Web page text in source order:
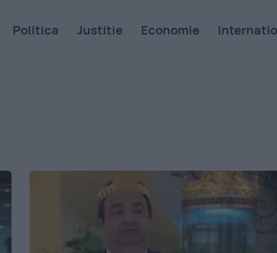
Politica Justitie Economie